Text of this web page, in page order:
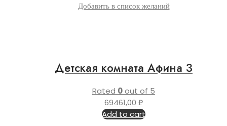
Добавить в список желаний
Детская комната Афина 3
Rated 0out of 5
69461,00 ₽
Add to cart